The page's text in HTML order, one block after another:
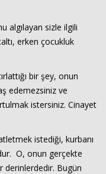
algılayan sizle ilgili
erken çocukluk
bir şey, onun
edemezsiniz ve
istersiniz. Cinayet
istediği, kurbanı
O, onun gerçekte
derinlerdedir. Bugün